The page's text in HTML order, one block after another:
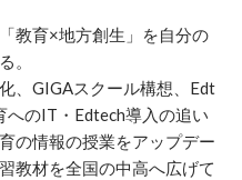
教育×地方創生」を自分の
。
、GIGAスクール構想、Edt
へのIT・Edtech導入の追い
の情報の授業をアップデー
教材を全国の中高へ広げて